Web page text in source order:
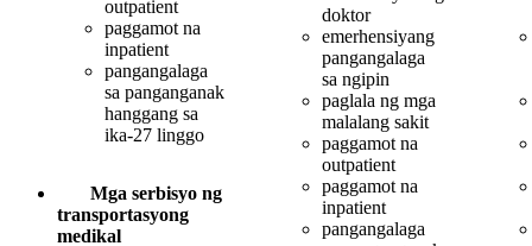
outpatient
paggamot na
inpatient
pangangalaga
sa panganganak
hanggang sa
ika-27 linggo
Mga serbisyo ng
transportasyong
medikal
doktor
emerhensiyang
pangangalaga
sa ngipin
paglala ng mga
malalang sakit
paggamot na
outpatient
paggamot na
inpatient
pangangalaga